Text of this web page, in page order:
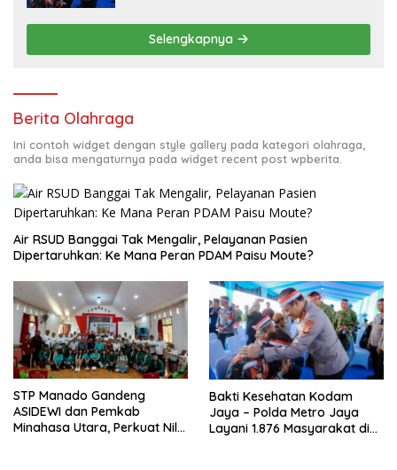
Selengkapnya
Berita Olahraga
Ini contoh widget dengan style gallery pada kategori olahraga,
anda bisa mengaturnya pada widget recent post wpberita.
Air RSUD Banggai Tak Mengalir, Pelayanan Pasien
Dipertaruhkan: Ke Mana Peran PDAM Paisu Moute?
‎STP Manado Gandeng
ASIDEWI dan Pemkab
Minahasa Utara, Perkuat Nilai
Bakti Kesehatan Kodam
Jaya – Polda Metro Jaya
Layani 1.876 Masyarakat di